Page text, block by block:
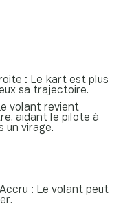
: Le kart est plus
sa trajectoire.
volant revient
aidant le pilote à
un virage.
: Le volant peut